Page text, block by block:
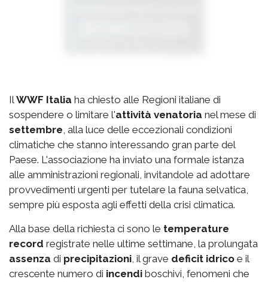
IlWWF Italia ha chiesto alle Regioni italiane di
sospendere o limitare l'attività venatoria nel mese di
settembre, alla luce delle eccezionali condizioni
climatiche che stanno interessando gran parte del
Paese. L'associazione ha inviato una formale istanza
alle amministrazioni regionali, invitandole ad adottare
provvedimenti urgenti per tutelare la fauna selvatica,
sempre più esposta agli effetti della crisi climatica.
Alla base della richiesta ci sono le temperature
record registrate nelle ultime settimane, la prolungata
assenza di precipitazioni, il grave deficit idrico e il
crescente numero di incendi boschivi, fenomeni che